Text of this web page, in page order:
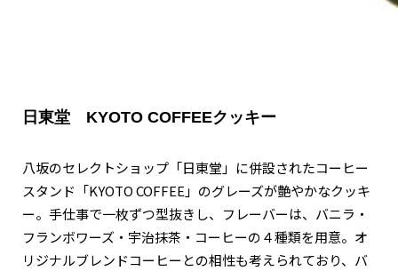
日東堂 KYOTO COFFEEクッキー
八坂のセレクトショップ「日東堂」に併設されたコーヒー
スタンド「KYOTO COFFEE」のグレーズが艶やかなクッキ
ー。手仕事で一枚ずつ型抜きし、フレーバーは、バニラ・
フランボワーズ・宇治抹茶・コーヒーの４種類を用意。オ
リジナルブレンドコーヒーとの相性も考えられており、バ